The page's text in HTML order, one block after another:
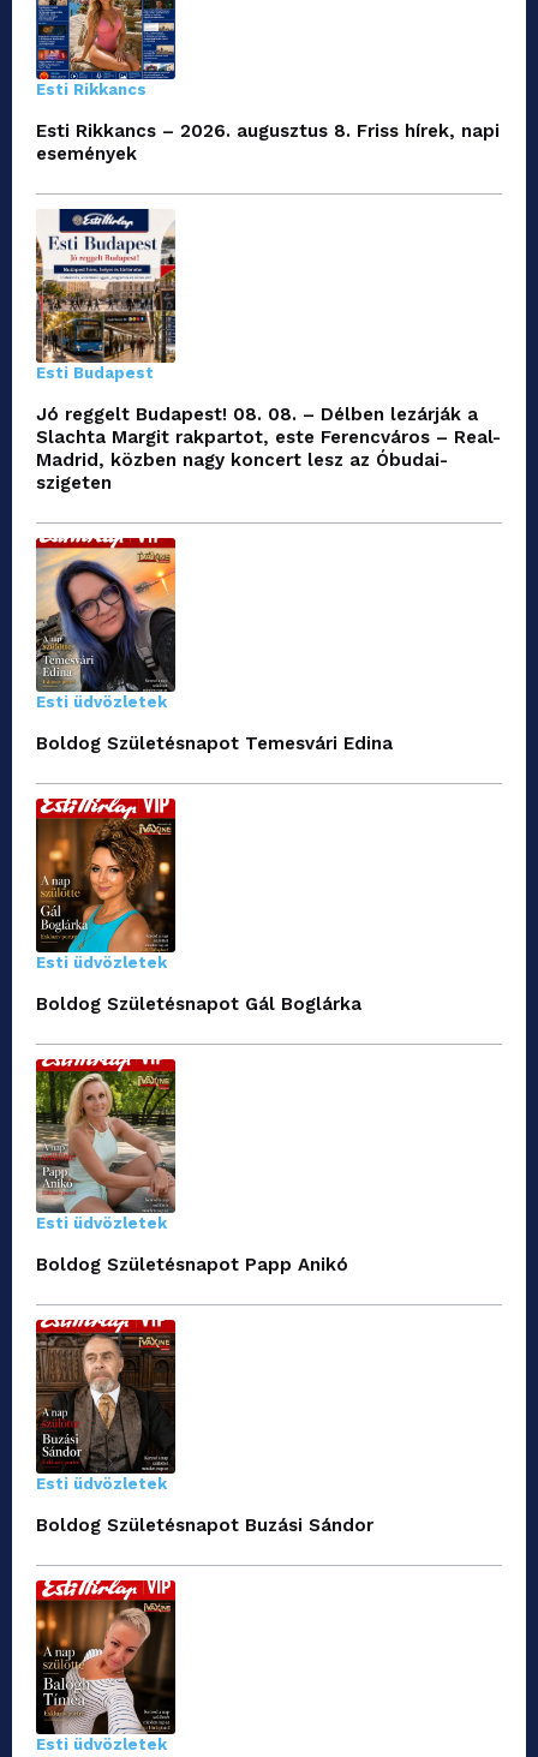
Esti Rikkancs
Esti Rikkancs – 2026. augusztus 8. Friss hírek, napi
események
Esti Budapest
Jó reggelt Budapest! 08. 08. – Délben lezárják a
Slachta Margit rakpartot, este Ferencváros – Real-
Madrid, közben nagy koncert lesz az Óbudai-
szigeten
Esti üdvözletek
Boldog Születésnapot Temesvári Edina
Esti üdvözletek
Boldog Születésnapot Gál Boglárka
Esti üdvözletek
Boldog Születésnapot Papp Anikó
Esti üdvözletek
Boldog Születésnapot Buzási Sándor
Esti üdvözletek